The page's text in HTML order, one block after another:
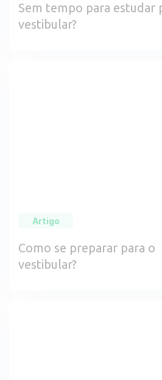
Sem tempo para estudar
vestibular?
Artigo
Como se preparar para o
vestibular?